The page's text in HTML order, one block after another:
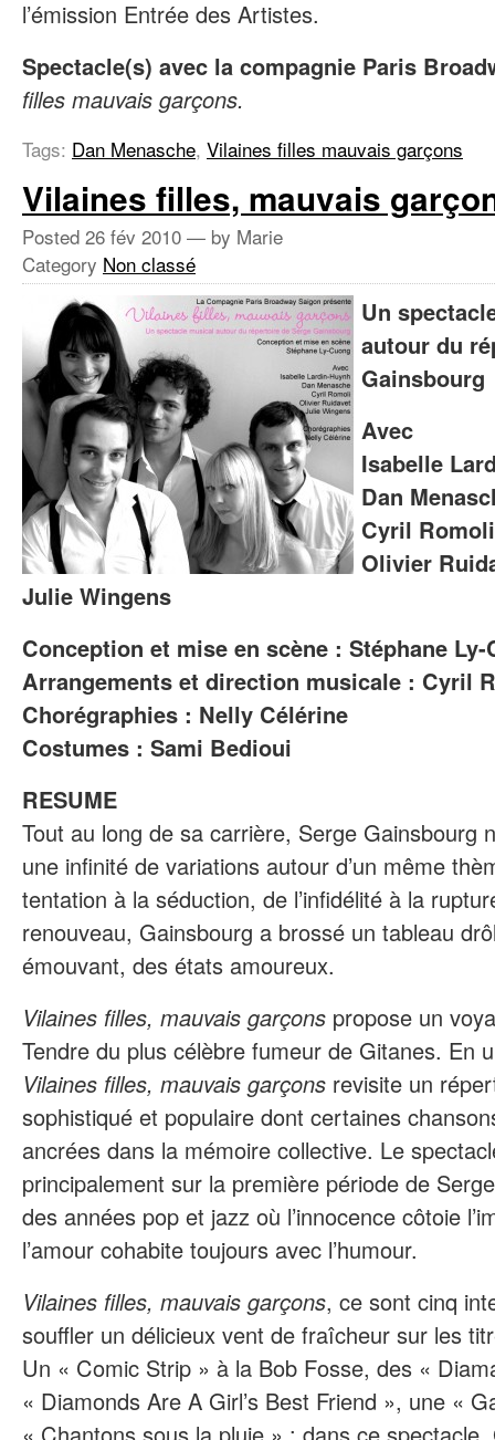
l’émission Entrée des Artistes.
Spectacle(s) avec la compagnie Paris
filles mauvais garçons.
Tags: Dan Menasche, Vilaines filles mauvais garçons
Vilaines filles, mauvais
Posted 26 fév 2010 — by Marie
Category Non classé
Un
autour du
Gainsbourg
Avec
Isabelle
Dan
Cyril Romoli
Olivier
Julie Wingens
Conception et mise en scène : Stéphane Ly-
Arrangements et direction musicale : Cyril
Chorégraphies : Nelly Célérine
Costumes : Sami Bedioui
RESUME
Tout au long de sa carrière, Serge Gainsbourg
une infinité de variations autour d’un même
tentation à la séduction, de l’infidélité à la
renouveau, Gainsbourg a brossé un tableau
émouvant, des états amoureux.
Vilaines filles, mauvais garçons propose un
Tendre du plus célèbre fumeur de Gitanes. En
Vilaines filles, mauvais garçons revisite un
sophistiqué et populaire dont certaines
ancrées dans la mémoire collective. Le
principalement sur la première période de
des années pop et jazz où l’innocence côtoie
l’amour cohabite toujours avec l’humour.
Vilaines filles, mauvais garçons, ce sont cinq
souffler un délicieux vent de fraîcheur sur les
Un « Comic Strip » à la Bob Fosse, des «
« Diamonds Are A Girl’s Best Friend », une «
« Chantons sous la pluie » : dans ce